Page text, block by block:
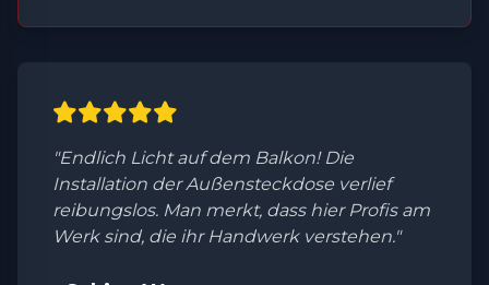
"Endlich Licht auf dem Balkon! Die
Installation der Außensteckdose verlief
reibungslos. Man merkt, dass hier Profis am
Werk sind, die ihr Handwerk verstehen."